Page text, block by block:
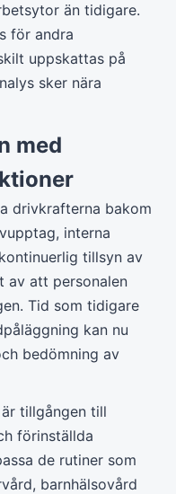
än tidigare.
för andra
uppskattas på
sker nära
med
drivkrafterna bakom
interna
tillsyn av
av att personalen
Tid som tidigare
kan nu
bedömning av
tillgången till
förinställda
de rutiner som
barnhälsovård